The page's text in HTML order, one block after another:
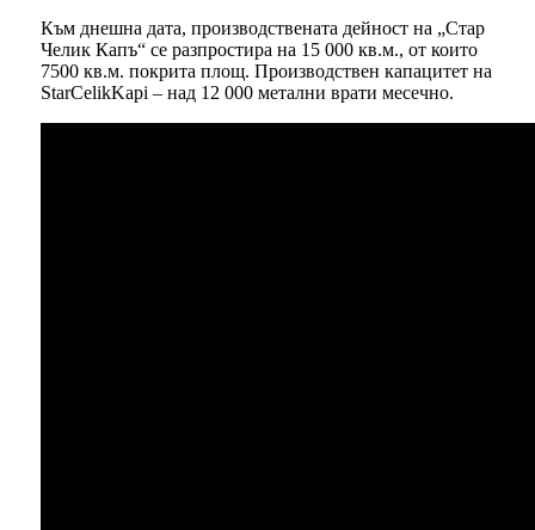
Към днешна дата, производствената дейност на „Стар
Челик Капъ“ се разпростира на 15 000 кв.м., от които
7500 кв.м. покрита площ. Производствен капацитет на
StarCelikKapi – над 12 000 метални врати месечно.